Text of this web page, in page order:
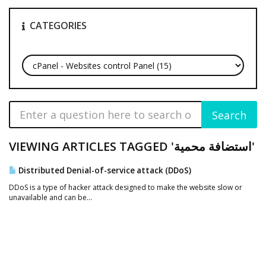
CATEGORIES
VIEWING ARTICLES TAGGED 'استضافة محمية'
Distributed Denial-of-service attack (DDoS)
DDoS is a type of hacker attack designed to make the website slow or
unavailable and can be...